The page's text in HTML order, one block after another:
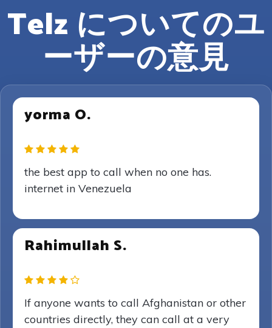
Telz についてのユ
ーザーの意見
yorma O.
the best app to call when no one has.
internet in Venezuela
Rahimullah S.
If anyone wants to call Afghanistan or other
countries directly, they can call at a very